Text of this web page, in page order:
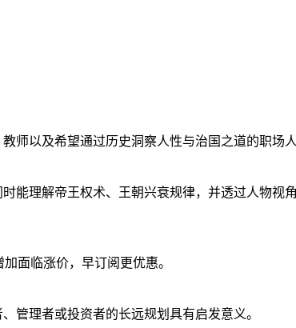
师以及希望通过历史洞察人性与治国之道的职场人
能理解帝王权术、王朝兴衰规律，并透过人物视
面临涨价，早订阅更优惠。
管理者或投资者的长远规划具有启发意义。